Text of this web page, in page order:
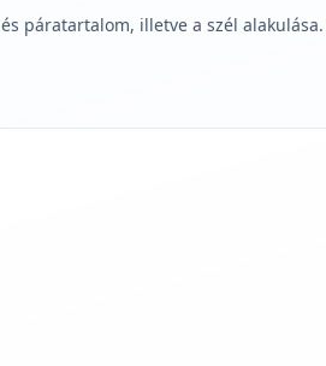
páratartalom, illetve a szél alakulása.